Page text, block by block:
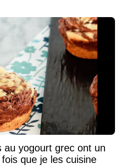
au yogourt grec ont un
que je les cuisine